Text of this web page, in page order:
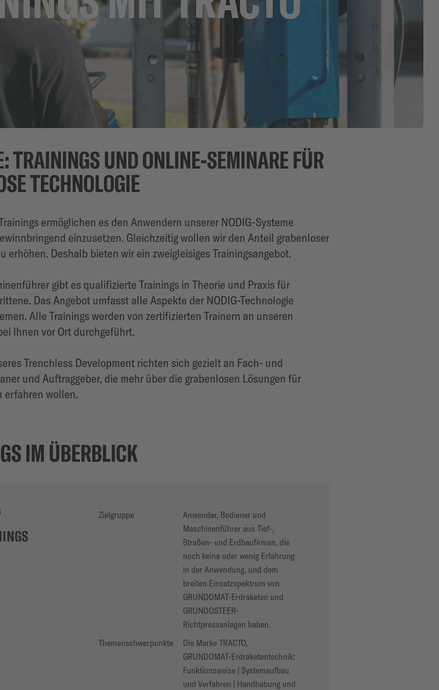
TRAININGS UND ONLINE-SEMINARE FÜR
TECHNOLOGIE
ermöglichen es den Anwendern unserer NODIG-Systeme
einzusetzen. Gleichzeitig wollen wir den Anteil grabenloser
erhöhen. Deshalb bieten wir ein zweigleisiges Trainingsangebot.
gibt es qualifizierte Trainings in Theorie und Praxis für
Das Angebot umfasst alle Aspekte der NODIG-Technologie
Alle Trainings werden von zertifizierten Trainern an unseren
Ihnen vor Ort durchgeführt.
Trenchless Development richten sich gezielt an Fach- und
und Auftraggeber, die mehr über die grabenlosen Lösungen für
erfahren wollen.
IM ÜBERBLICK
Zielgruppe
Anwender, Bediener und
Maschinenführer aus Tief-,
Straßen- und Erdbaufirmen, die
noch keine oder wenig Erfahrung
in der Anwendung, und dem
breiten Einsatzspektrum von
GRUNDOMAT-Erdraketen und
GRUNDOSTEER-
Richtpressanlagen haben.
Themenschwerpunkte
Die Marke TRACTO,
GRUNDOMAT-Erdraketentechnik:
Funktionsweise | Systemaufbau
und Verfahren | Handhabung und